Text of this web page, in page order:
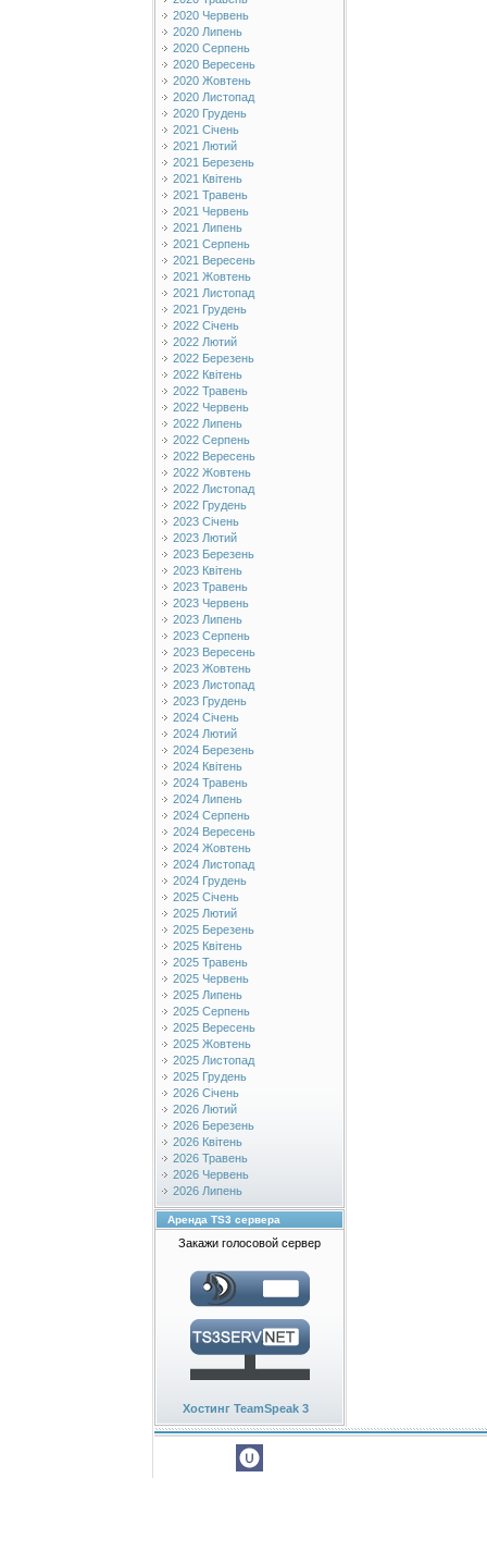
2020 Червень
2020 Липень
2020 Серпень
2020 Вересень
2020 Жовтень
2020 Листопад
2020 Грудень
2021 Січень
2021 Лютий
2021 Березень
2021 Квітень
2021 Травень
2021 Червень
2021 Липень
2021 Серпень
2021 Вересень
2021 Жовтень
2021 Листопад
2021 Грудень
2022 Січень
2022 Лютий
2022 Березень
2022 Квітень
2022 Травень
2022 Червень
2022 Липень
2022 Серпень
2022 Вересень
2022 Жовтень
2022 Листопад
2022 Грудень
2023 Січень
2023 Лютий
2023 Березень
2023 Квітень
2023 Травень
2023 Червень
2023 Липень
2023 Серпень
2023 Вересень
2023 Жовтень
2023 Листопад
2023 Грудень
2024 Січень
2024 Лютий
2024 Березень
2024 Квітень
2024 Травень
2024 Липень
2024 Серпень
2024 Вересень
2024 Жовтень
2024 Листопад
2024 Грудень
2025 Січень
2025 Лютий
2025 Березень
2025 Квітень
2025 Травень
2025 Червень
2025 Липень
2025 Серпень
2025 Вересень
2025 Жовтень
2025 Листопад
2025 Грудень
2026 Січень
2026 Лютий
2026 Березень
2026 Квітень
2026 Травень
2026 Червень
2026 Липень
Аренда TS3 сервера
Закажи голосовой сервер
Хостинг TeamSpeak 3